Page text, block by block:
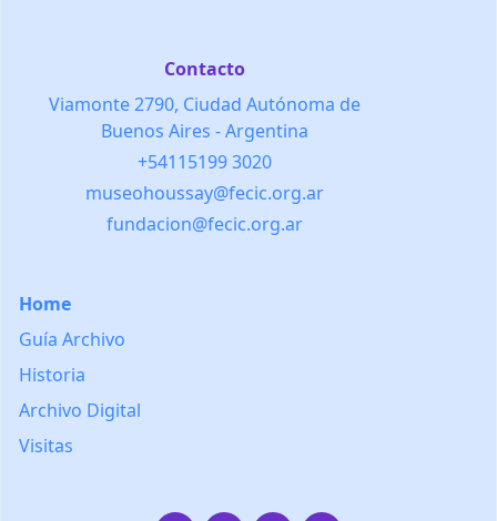
Contacto
Viamonte 2790, Ciudad Autónoma de
Buenos Aires - Argentina
+54115199 3020
museohoussay@fecic.org.ar
fundacion@fecic.org.ar
Home
Guía Archivo
Historia
Archivo Digital
Visitas